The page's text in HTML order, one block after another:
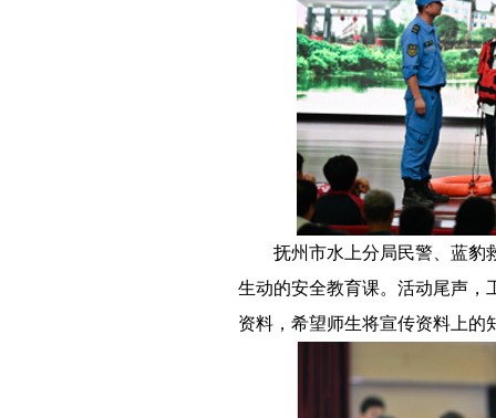
抚州市水上分局民警、蓝豹
生动的安全教育课。活动尾声，
资料，希望师生将宣传资料上的